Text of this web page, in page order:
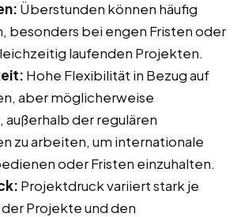
Überstunden können häufig
besonders bei engen Fristen oder
laufenden Projekten.
Hohe Flexibilität in Bezug auf
aber möglicherweise
der regulären
zu arbeiten, um internationale
oder Fristen einzuhalten.
Projektdruck variiert stark je
der Projekte und den